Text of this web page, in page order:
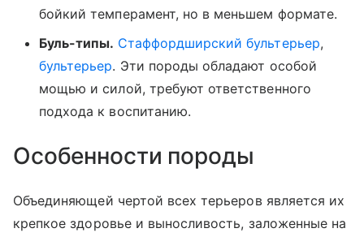
бойкий темперамент, но в меньшем формате.
Буль-типы. Стаффордширский бультерьер,
бультерьер. Эти породы обладают особой
мощью и силой, требуют ответственного
подхода к воспитанию.
Особенности породы
Объединяющей чертой всех терьеров является их
крепкое здоровье и выносливость, заложенные на